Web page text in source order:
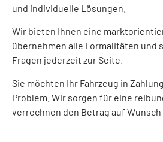
und individuelle Lösungen.
Wir bieten Ihnen eine
übernehmen alle Formalitäten und
Fragen jederzeit zur Seite.
Sie möchten Ihr Fahrzeug in
Problem. Wir sorgen für eine
verrechnen den Betrag auf Wunsch